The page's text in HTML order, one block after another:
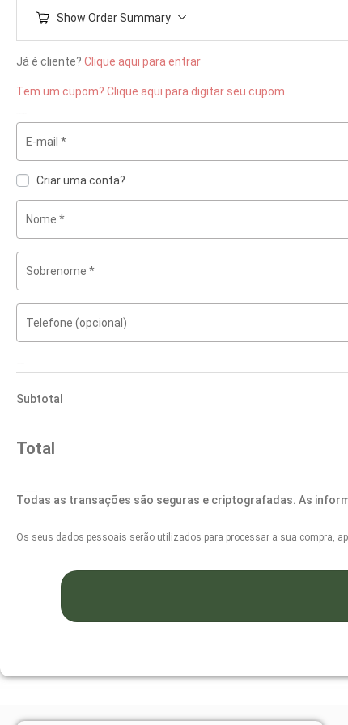
Show Order Summary
Já é cliente? Clique aqui para entrar
Tem um cupom? Clique aqui para digitar seu cupom
E-mail *
Criar uma conta?
Nome *
Sobrenome *
Telefone (opcional)
Subtotal
Total
Todas as transações são seguras e criptografadas. As
Os seus dados pessoais serão utilizados para processar a sua compra,